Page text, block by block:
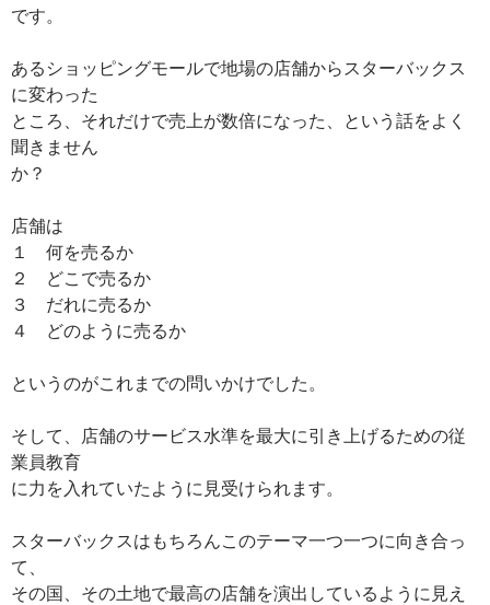
です。
あるショッピングモールで地場の店舗からスターバックス
に変わった
ところ、それだけで売上が数倍になった、という話をよく
聞きません
か？
店舗は
１ 何を売るか
２ どこで売るか
３ だれに売るか
４ どのように売るか
というのがこれまでの問いかけでした。
そして、店舗のサービス水準を最大に引き上げるための従
業員教育
に力を入れていたように見受けられます。
スターバックスはもちろんこのテーマ一つ一つに向き合っ
て、
その国、その土地で最高の店舗を演出しているように見え